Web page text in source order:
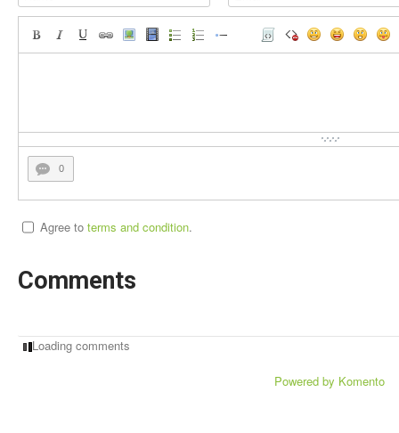
0
Agree to terms and condition.
Comments
Loading comments
Powered by Komento